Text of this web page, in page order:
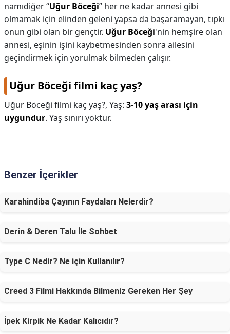
namıdiğer “Uğur Böceği” her ne kadar annesi gibi
olmamak için elinden geleni yapsa da başaramayan, tıpkı
onun gibi olan bir gençtir. Uğur Böceği'nin hemşire olan
annesi, eşinin işini kaybetmesinden sonra ailesini
geçindirmek için yorulmak bilmeden çalışır.
Uğur Böceği filmi kaç yaş?
Uğur Böceği filmi kaç yaş?, Yaş: 3-10 yaş arası için
uygundur. Yaş sınırı yoktur.
Benzer İçerikler
Karahindiba Çayının Faydaları Nelerdir?
Derin & Deren Talu İle Sohbet
Type C Nedir? Ne için Kullanılır?
Creed 3 Filmi Hakkında Bilmeniz Gereken Her Şey
İpek Kirpik Ne Kadar Kalıcıdır?